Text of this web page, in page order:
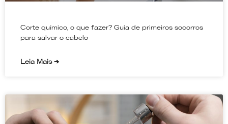
Corte químico, o que fazer? Guia de primeiros socorros
para salvar o cabelo
Leia Mais ➔